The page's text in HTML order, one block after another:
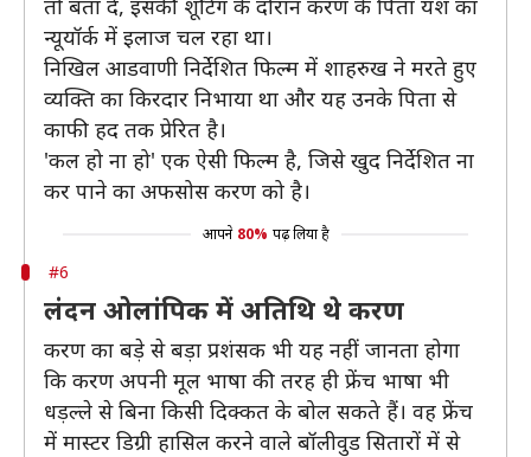
तो बता दें, इसकी शूटिंग के दौरान करण के पिता यश का
न्यूयॉर्क में इलाज चल रहा था।
निखिल आडवाणी निर्देशित फिल्म में शाहरुख ने मरते हुए
व्यक्ति का किरदार निभाया था और यह उनके पिता से
काफी हद तक प्रेरित है।
'कल हो ना हो' एक ऐसी फिल्म है, जिसे खुद निर्देशित ना
कर पाने का अफसोस करण को है।
आपने 80% पढ़ लिया है
#6
लंदन ओलांपिक में अतिथि थे करण
करण का बड़े से बड़ा प्रशंसक भी यह नहीं जानता होगा
कि करण अपनी मूल भाषा की तरह ही फ्रेंच भाषा भी
धड़ल्ले से बिना किसी दिक्कत के बोल सकते हैं। वह फ्रेंच
में मास्टर डिग्री हासिल करने वाले बॉलीवुड सितारों में से